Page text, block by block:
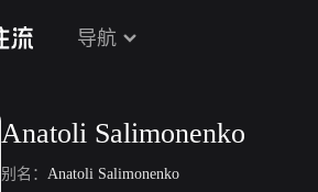
导航
Anatoli Salimonenko
别名： Anatoli Salimonenko